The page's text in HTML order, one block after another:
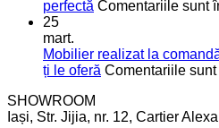
în
perfectă Comentariile sunt
25
mart.
Mobilier realizat la
ți le oferă Comentariile
SHOWROOM
Iași, Str. Jijia, nr. 12, Cartier